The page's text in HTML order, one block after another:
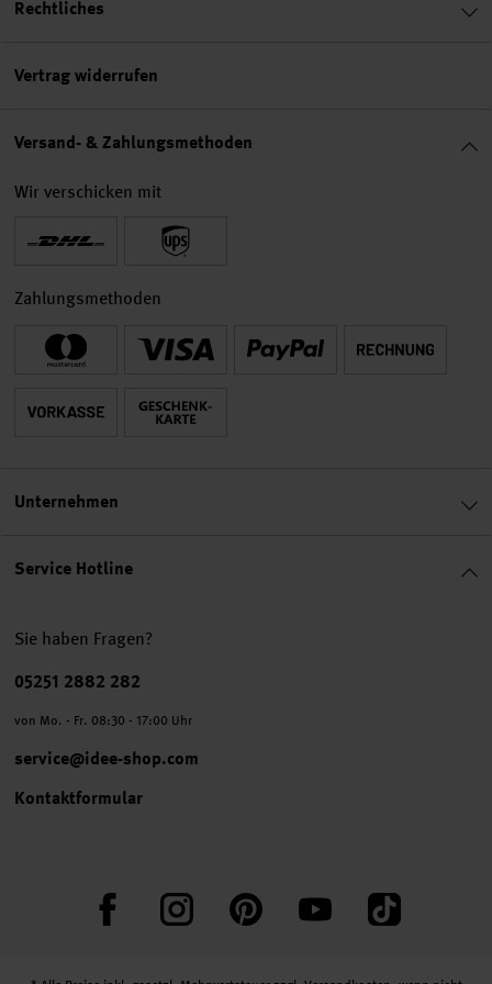
Service Hotline
Sie haben Fragen?
Telefonnummer
05251 2882 282
von Mo. - Fr. 08:30 - 17:00 Uhr
service@idee-shop.com
Kontaktformular
FacebookInstagram PinterestYouTube TikTok
Rechtliches
Vertrag widerrufen
Versand- & Zahlungsmethoden
Wir verschicken mit
Zahlungsmethoden
Unternehmen